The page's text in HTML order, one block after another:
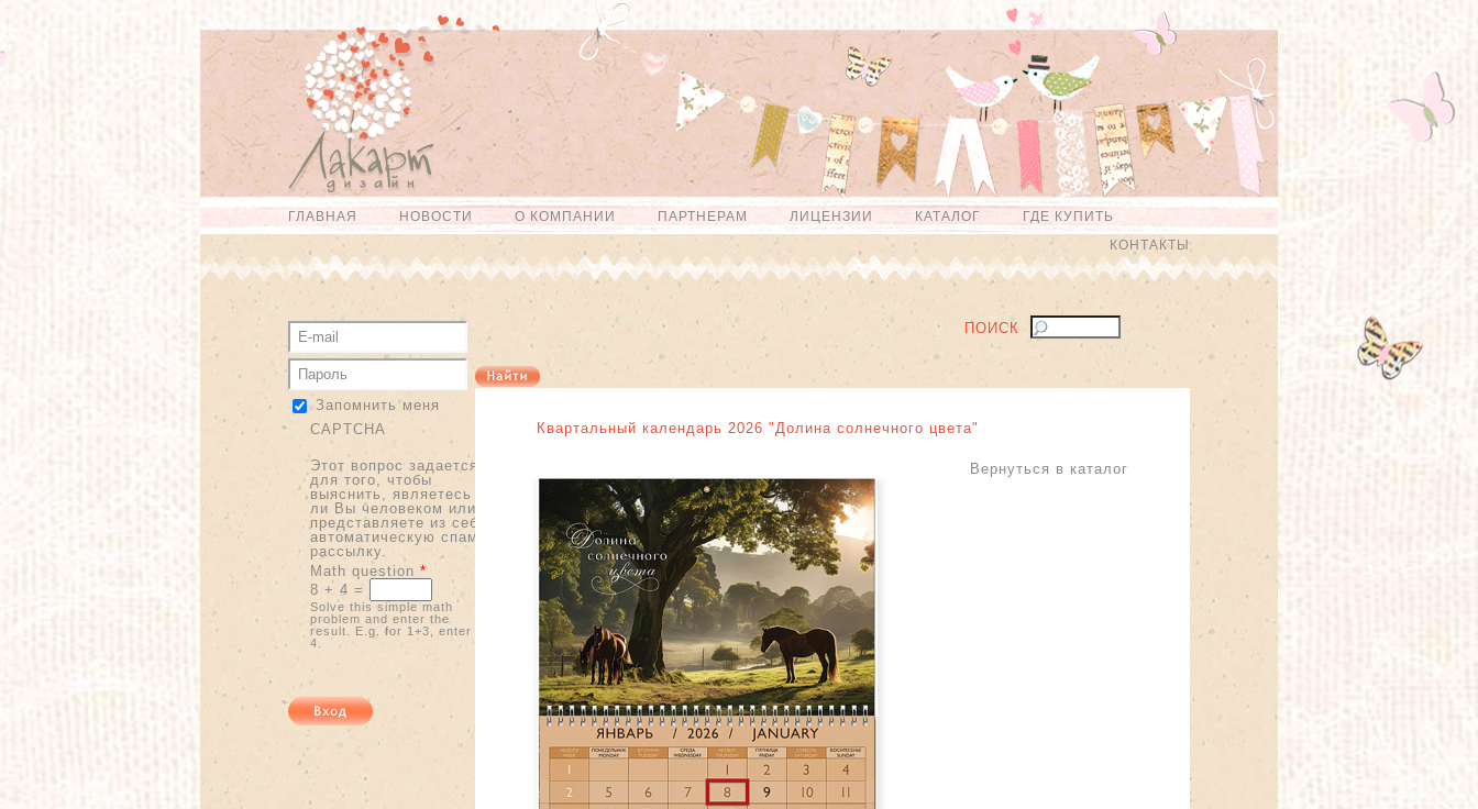
Перейти к
основному
содержанию
Skip to
navigation
Главное меню
ГЛАВНАЯ НОВОСТИ О КОМПАНИИ ПАРТНЕРАМ ЛИЦЕНЗИИ КАТАЛОГ
ГДЕ КУПИТЬ
КОНТАКТЫ
Запомнить меня
CAPTCHA
Этот вопрос задается
для того, чтобы
выяснить, являетесь
ли Вы человеком или
представляете из себя
автоматическую спам-
рассылку.
Math question *
8 + 4 =
Solve this simple math
problem and enter the
result. E.g. for 1+3, enter
4.
ПОИСК
Квартальный календарь 2026 "Долина солнечного цвета"
Вернуться в каталог